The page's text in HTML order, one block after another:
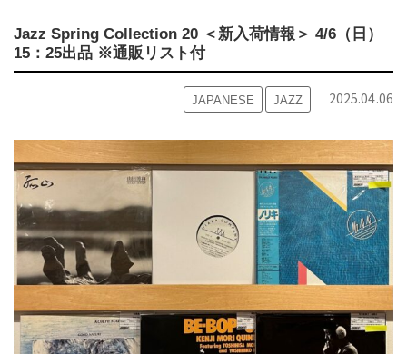
Jazz Spring Collection 20 ＜新入荷情報＞ 4/6（日）
15：25出品 ※通販リスト付
JAPANESE JAZZ 2025.04.06